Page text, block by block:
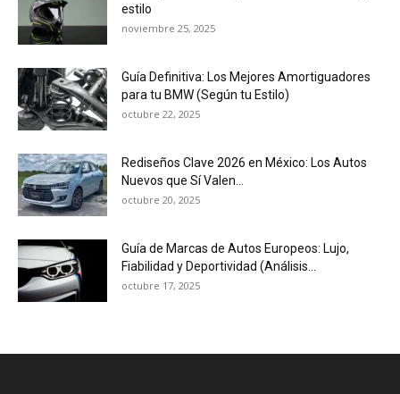
estilo
noviembre 25, 2025
Guía Definitiva: Los Mejores Amortiguadores
para tu BMW (Según tu Estilo)
octubre 22, 2025
Rediseños Clave 2026 en México: Los Autos
Nuevos que Sí Valen...
octubre 20, 2025
Guía de Marcas de Autos Europeos: Lujo,
Fiabilidad y Deportividad (Análisis...
octubre 17, 2025